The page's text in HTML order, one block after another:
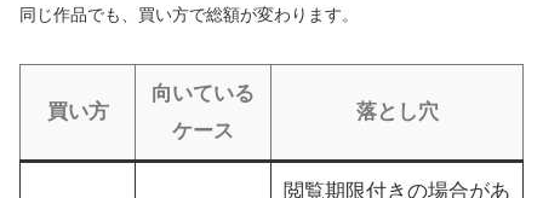
同じ作品でも、買い方で総額が変わります。
買い方
向いている
ケース
落とし穴
閲覧期限付きの場合があ